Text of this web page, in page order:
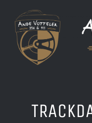
Inhalt
springen